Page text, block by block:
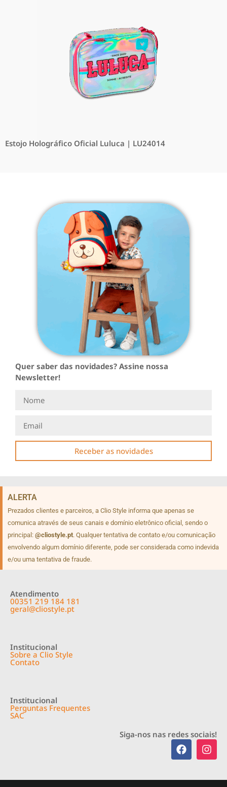
Estojo Holográfico Oficial Luluca | LU24014
Quer saber das novidades? Assine nossa
Newsletter!
Receber as novidades
ALERTA
Prezados clientes e parceiros, a Clio Style informa que apenas se
comunica através de seus canais e domínio eletrônico oficial, sendo o
principal: @cliostyle.pt. Qualquer tentativa de contato e/ou comunicação
envolvendo algum domínio diferente, pode ser considerada como indevida
e/ou uma tentativa de fraude.
Atendimento
00351 219 184 181
geral@cliostyle.pt
Institucional
Sobre a Clio Style
Contato
Institucional
Perguntas Frequentes
SAC
Siga-nos nas redes sociais!